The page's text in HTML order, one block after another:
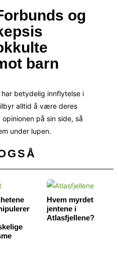
og
barn
betydelig innflytelse i
alltid å være deres
på sin side, så
under lupen.
Hvem myrdet
jentene i
Atlasfjellene?